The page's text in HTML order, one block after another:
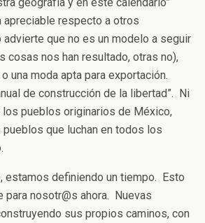
apreciable respecto a otros
que no es un modelo a seguir
cosas nos han resultado, otras no),
una moda apta para exportación.
de construcción de la libertad”. Ni
pueblos originarios de México,
pueblos que luchan en todos los
estamos definiendo un tiempo. Esto
para nosotr@s ahora. Nuevas
sus propios caminos, con